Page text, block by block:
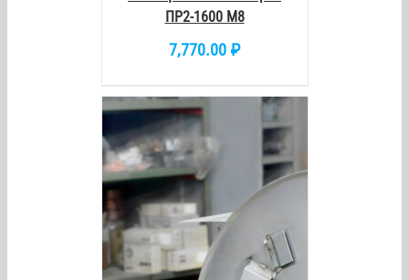
ПР2-1600 М8
7,770.00 ₽